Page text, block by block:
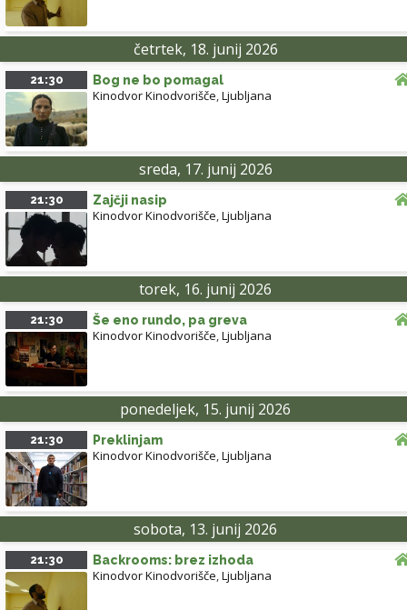
četrtek, 18. junij 2026
21:30 Bog ne bo pomagal
Kinodvor Kinodvorišče,Ljubljana
sreda, 17. junij 2026
21:30 Zajčji nasip
Kinodvor Kinodvorišče,Ljubljana
torek, 16. junij 2026
21:30 Še eno rundo, pa greva
Kinodvor Kinodvorišče,Ljubljana
ponedeljek, 15. junij 2026
21:30 Preklinjam
Kinodvor Kinodvorišče,Ljubljana
sobota, 13. junij 2026
21:30 Backrooms: brez izhoda
Kinodvor Kinodvorišče,Ljubljana